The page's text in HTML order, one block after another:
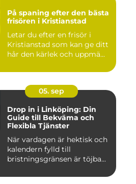
På spaning efter den bästa
frisören i Kristianstad
Letar du efter en frisör i
Kristianstad som kan ge ditt
hår den kärlek och uppmä...
05. sep
Drop in i Linköping: Din
Guide till Bekväma och
Flexibla Tjänster
När vardagen är hektisk och
kalendern fylld till
bristningsgränsen är töjba...